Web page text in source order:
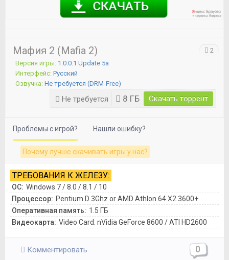
Мафия 2 (Mafia 2)
Версия игры: 1.0.0.1 Update 5а
Интерфейс: Русский
Озвучка: Не требуется (DRM-Free)
Не требуется 8 ГБ Скачать торрент
2
Проблемы с игрой? Нашли ошибку?
Почему лучше скачивать игры у нас?
ТРЕБОВАНИЯ К ЖЕЛЕЗУ:
ОС: Windows 7 / 8.0 / 8.1 / 10
Процессор: Pentium D 3Ghz or AMD Athlon 64 X2 3600+
Оперативная память: 1.5 ГБ
Видеокарта: Video Card: nVidia GeForce 8600 / ATI HD2600
Комментировать 0